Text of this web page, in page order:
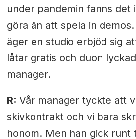
under pandemin fanns det
göra än att spela in
äger en studio erbjöd sig
låtar gratis och duon
manager.
R: Vår manager tyckte att
skivkontrakt och vi bara
honom. Men han gick runt